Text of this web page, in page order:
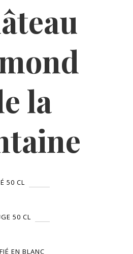
la
50 CL
50 CL
EN BLANC